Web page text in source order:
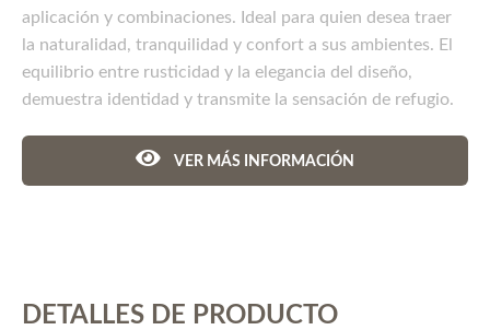
aplicación y combinaciones. Ideal para quien desea traer
la naturalidad, tranquilidad y confort a sus ambientes. El
equilibrio entre rusticidad y la elegancia del diseño,
demuestra identidad y transmite la sensación de refugio.
VER MÁS INFORMACIÓN
DETALLES DE PRODUCTO